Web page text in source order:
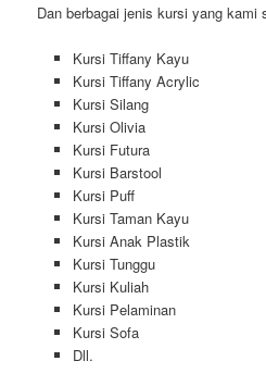
Dan berbagai jenis kursi yang kami
Kursi Tiffany Kayu
Kursi Tiffany Acrylic
Kursi Silang
Kursi Olivia
Kursi Futura
Kursi Barstool
Kursi Puff
Kursi Taman Kayu
Kursi Anak Plastik
Kursi Tunggu
Kursi Kuliah
Kursi Pelaminan
Kursi Sofa
Dll.